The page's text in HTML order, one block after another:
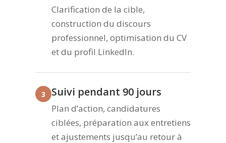
Clarification de la cible,
construction du discours
professionnel, optimisation du CV
et du profil LinkedIn.
3 Suivi pendant 90 jours
Plan d’action, candidatures
ciblées, préparation aux entretiens
et ajustements jusqu’au retour à